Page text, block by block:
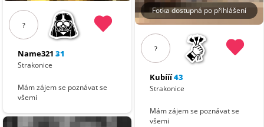
?
Name321 31
Strakonice
Mám zájem se poznávat se
všemi
Fotka dostupná po přihlášení
?
Kubííí43
Strakonice
Mám zájem se poznávat se
všemi